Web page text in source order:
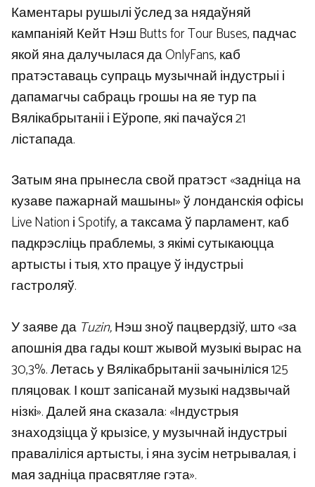
Каментары рушылі ўслед за нядаўняй
кампаніяй Кейт Нэш Butts for Tour Buses, падчас
якой яна далучылася да OnlyFans, каб
пратэставаць супраць музычнай індустрыі і
дапамагчы сабраць грошы на яе тур па
Вялікабрытаніі і Еўропе, які пачаўся 21
лістапада.
Затым яна прынесла свой пратэст «задніца на
кузаве пажарнай машыны» ў лонданскія офісы
Live Nation і Spotify, а таксама ў парламент, каб
падкрэсліць праблемы, з якімі сутыкаюцца
артысты і тыя, хто працуе ў індустрыі
гастроляў.
У заяве да Tuzin,Нэш зноў пацвердзіў, што «за
апошнія два гады кошт жывой музыкі вырас на
30,3%. Летась у Вялікабрытаніі зачыніліся 125
пляцовак. І кошт запісанай музыкі надзвычай
нізкі». Далей яна сказала: «Індустрыя
знаходзіцца ў крызісе, у музычнай індустрыі
праваліліся артысты, і яна зусім нетрывалая, і
мая задніца прасвятляе гэта».